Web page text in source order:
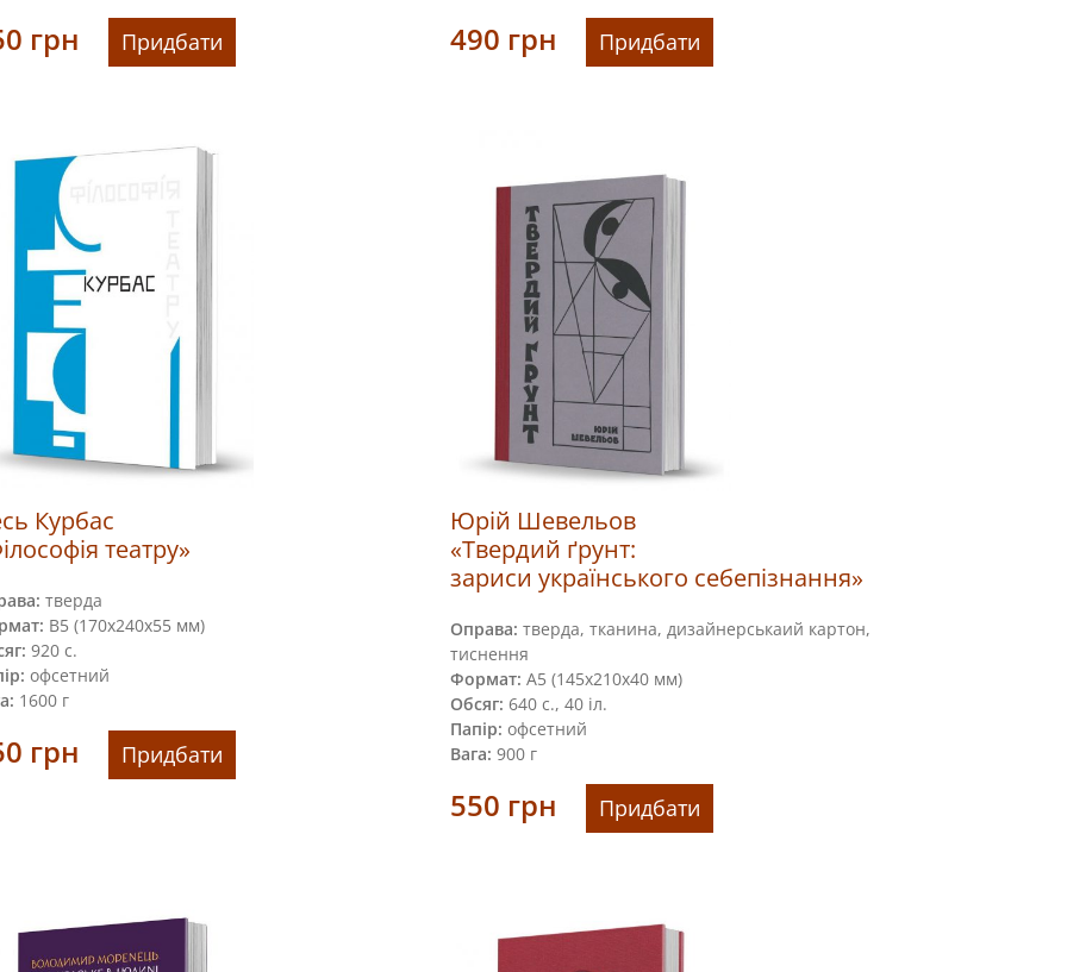
грн Придбати 490 грн Придбати
Курбас
театру»
тверда
В5 (170х240х55 мм)
920 с.
офсетний
1600 г
грн Придбати
Юрій Шевельов
«Твердий ґрунт:
зариси українського себепізнання»
Оправа: тверда, тканина, дизайнерськаий картон,
тиснення
Формат: А5 (145х210х40 мм)
Обсяг: 640 с., 40 іл.
Папір: офсетний
Вага: 900 г
550 грн Придбати